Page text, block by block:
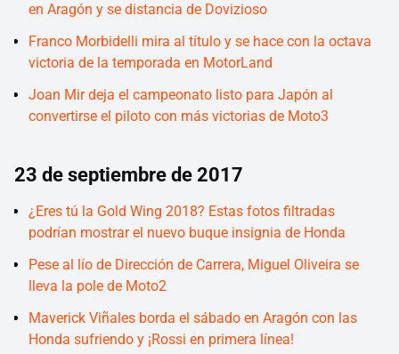
en Aragón y se distancia de Dovizioso
Franco Morbidelli mira al título y se hace con la octava
victoria de la temporada en MotorLand
Joan Mir deja el campeonato listo para Japón al
convertirse el piloto con más victorias de Moto3
23 de septiembre de 2017
¿Eres tú la Gold Wing 2018? Estas fotos filtradas
podrían mostrar el nuevo buque insignia de Honda
Pese al lío de Dirección de Carrera, Miguel Oliveira se
lleva la pole de Moto2
Maverick Viñales borda el sábado en Aragón con las
Honda sufriendo y ¡Rossi en primera línea!